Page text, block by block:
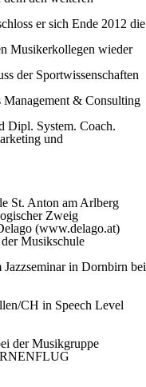
er sich Ende 2012 die
Musikerkollegen wieder
der Sportwissenschaften
& Consulting
Dipl. System. Coach.
und
St. Anton am Arlberg
Zweig
(www.delago.at)
Musikschule
Jazzseminar in Dornbirn bei
CH in Speech Level
der Musikgruppe